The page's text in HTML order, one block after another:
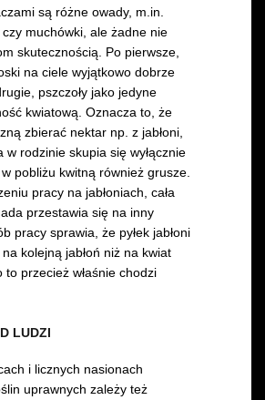
są różne owady, m.in.
muchówki, ale żadne nie
skutecznością. Po pierwsze,
na ciele wyjątkowo dobrze
pszczoły jako jedyne
kwiatową. Oznacza to, że
zbierać nektar np. z jabłoni,
w rodzinie skupia się wyłącznie
pobliżu kwitną również grusze.
pracy na jabłoniach, cała
przestawia się na inny
pracy sprawia, że pyłek jabłoni
kolejną jabłoń niż na kwiat
to przecież właśnie chodzi
LUDZI
i licznych nasionach
uprawnych zależy też